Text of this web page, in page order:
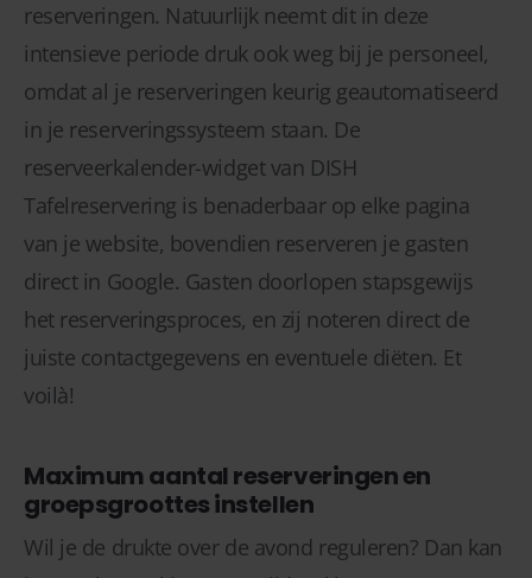
reserveringen. Natuurlijk neemt dit in deze
intensieve periode druk ook weg bij je personeel,
omdat al je reserveringen keurig geautomatiseerd
in je reserveringssysteem staan. De
reserveerkalender-widget van DISH
Tafelreservering is benaderbaar op elke pagina
van je website, bovendien reserveren je gasten
direct in Google. Gasten doorlopen stapsgewijs
het reserveringsproces, en zij noteren direct de
juiste contactgegevens en eventuele diëten. Et
voilà!
Maximum aantal reserveringen en
groepsgroottes instellen
Wil je de drukte over de avond reguleren? Dan kan